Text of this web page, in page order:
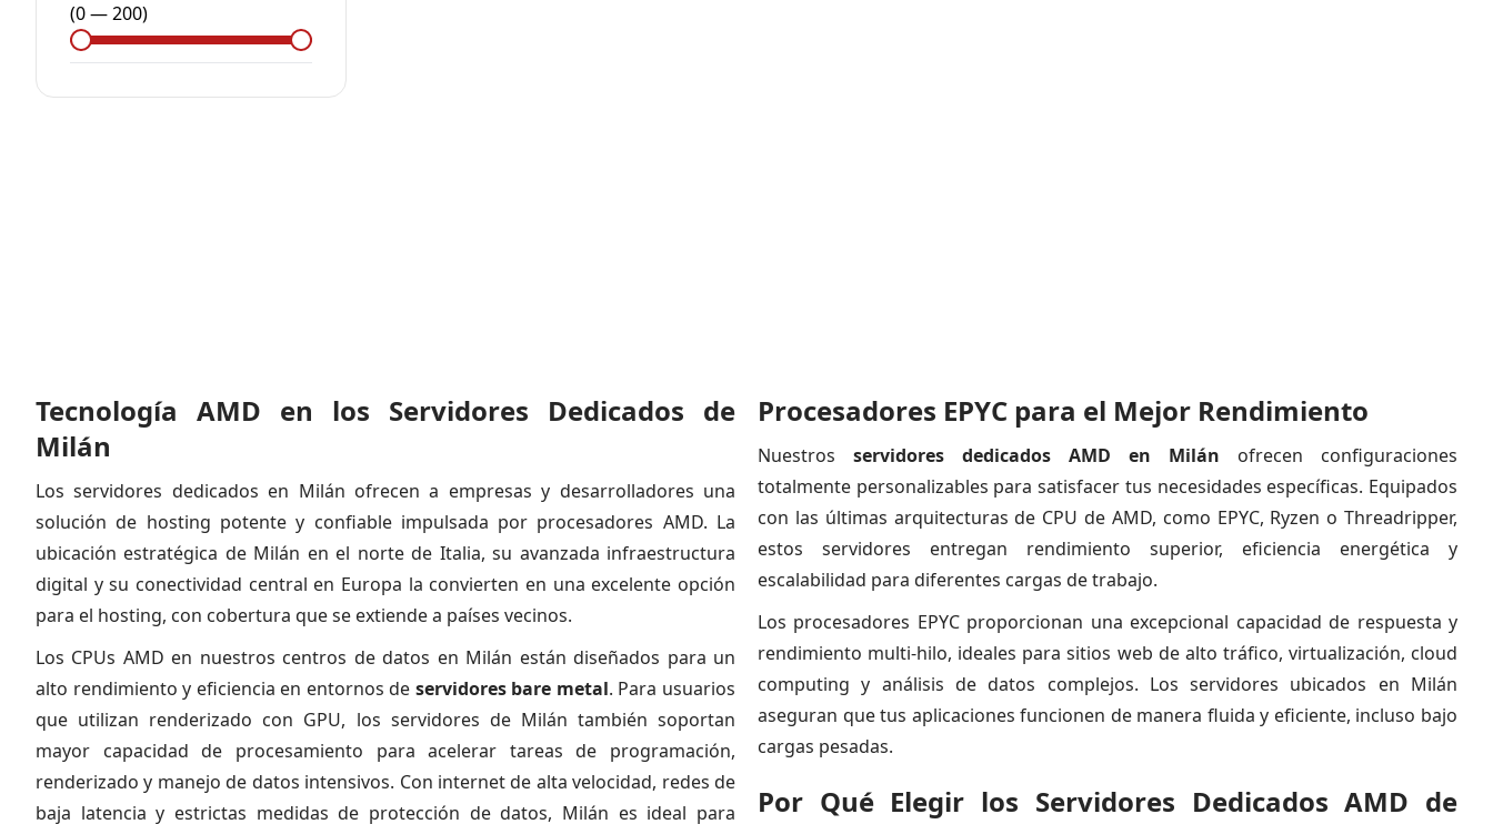
(0—200)
Tecnología AMD en los Servidores Dedicados de
Milán
Los servidores dedicados en Milán ofrecen a empresas y desarrolladores una
solución de hosting potente y confiable impulsada por procesadores AMD. La
ubicación estratégica de Milán en el norte de Italia, su avanzada infraestructura
digital y su conectividad central en Europa la convierten en una excelente opción
para el hosting, con cobertura que se extiende a países vecinos.
Los CPUs AMD en nuestros centros de datos en Milán están diseñados para un
alto rendimiento y eficiencia en entornos de servidores bare metal. Para usuarios
que utilizan renderizado con GPU, los servidores de Milán también soportan
mayor capacidad de procesamiento para acelerar tareas de programación,
renderizado y manejo de datos intensivos. Con internet de alta velocidad, redes de
baja latencia y estrictas medidas de protección de datos, Milán es ideal para
Procesadores EPYC para el Mejor Rendimiento
Nuestros servidores dedicados AMD en Milán ofrecen configuraciones
totalmente personalizables para satisfacer tus necesidades específicas. Equipados
con las últimas arquitecturas de CPU de AMD, como EPYC, Ryzen o Threadripper,
estos servidores entregan rendimiento superior, eficiencia energética y
escalabilidad para diferentes cargas de trabajo.
Los procesadores EPYC proporcionan una excepcional capacidad de respuesta y
rendimiento multi-hilo, ideales para sitios web de alto tráfico, virtualización, cloud
computing y análisis de datos complejos. Los servidores ubicados en Milán
aseguran que tus aplicaciones funcionen de manera fluida y eficiente, incluso bajo
cargas pesadas.
Por Qué Elegir los Servidores Dedicados AMD de